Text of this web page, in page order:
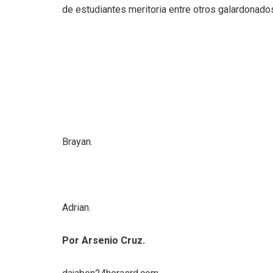
de estudiantes meritoria entre otros
Brayan.
Adrian.
Por Arsenio Cruz.